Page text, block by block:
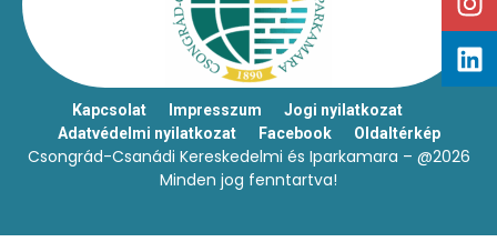
Kapcsolat Impresszum
Jogi nyilatkozat
Adatvédelmi nyilatkozat
Facebook Oldaltérkép
Csongrád-Csanádi Kereskedelmi és Iparkamara – @2026
Minden jog fenntartva!